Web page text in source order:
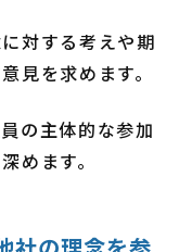
対する考えや期
見を求めます。
の主体的な参加
めます。